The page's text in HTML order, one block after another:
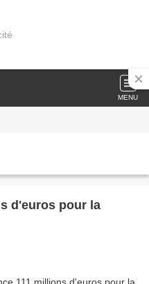
MENU
d'euros pour la